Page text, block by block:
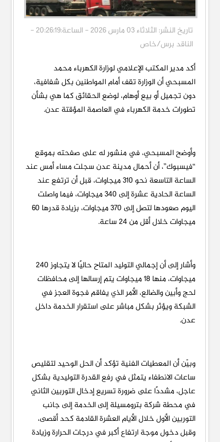
تاريخ النشر: الثلاثاء 03 مارس 2026 - الساعة:20:26:19 -
الناقد برس/خاص
أكد مدير المكتب الإعلامي لوزارة الكهرباء محمد
المسبحي أن الوزارة تقف أمام المواطنين بكل شفافية،
دون تجميل أو بيع أوهام، لوضع الحقائق كما هي بشأن
تطورات خدمة الكهرباء في العاصمة المؤقتة عدن.
وأوضح المسبحي، في منشور له على صفحته بموقع
“فيسبوك”، أن أحمال مدينة عدن سجلت مساء أمس عند
الساعة التاسعة نحو 310 ميجاوات، قبل أن ترتفع عند
الساعة الحادية عشرة إلى 340 ميجاوات، فيما واصلت
اليوم صعودها لتصل إلى 370 ميجاوات، بزيادة قدرها 60
ميجاوات خلال أقل من 24 ساعة.
وأشار إلى أن إجمالي التوليد المتاح حاليًا لا يتجاوز 240
ميجاوات، منها 18 ميجاوات يتم إرسالها إلى محافظات
لحج وأبين والضالع، الأمر الذي يفاقم فجوة العجز في
الشبكة ويؤثر بشكل مباشر على استقرار الخدمة داخل
عدن.
وبيّن أن المعطيات الفنية تؤكد أن الحل الوحيد لتقليص
ساعات الانطفاء يتمثل في رفع القدرة التوليدية بشكل
عاجل، مشددًا على ضرورة تسريع إدخال التوربين الثاني
في محطة شركة بترومسيلة إلى الخدمة إلى جانب
التوربين الأول خلال الأيام العشرة القادمة كحد أقصى،
وقبل دخول موجة ارتفاع أكبر في درجات الحرارة وزيادة